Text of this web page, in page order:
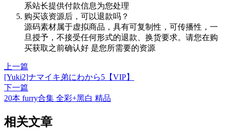
系站长提供付款信息为您处理
购买该资源后，可以退款吗？
源码素材属于虚拟商品，具有可复制性，可传播性，一
旦授予，不接受任何形式的退款、换货要求。请您在购
买获取之前确认好 是您所需要的资源
上一篇
[Yuki2]ナマイキ弟にわから5【VIP】
下一篇
20本 furry合集 全彩+黑白 精品
相关文章